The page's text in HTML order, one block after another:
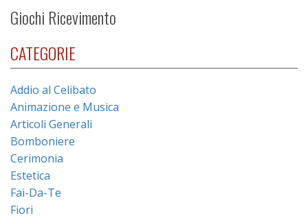
Giochi Ricevimento
CATEGORIE
Addio al Celibato
Animazione e Musica
Articoli Generali
Bomboniere
Cerimonia
Estetica
Fai-Da-Te
Fiori